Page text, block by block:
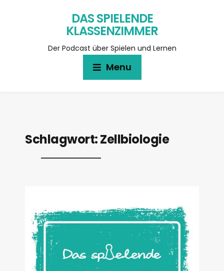
DAS SPIELENDE
KLASSENZIMMER
Der Podcast über Spielen und Lernen
Menu
Schlagwort:Zellbiologie